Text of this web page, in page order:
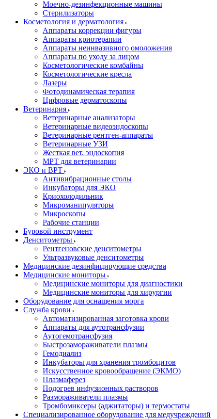
Моечно-дезинфекционные машины
Стерилизаторы
Косметология и дерматология
Аппараты коррекции фигуры
Аппараты криотерапии
Аппараты неинвазивного омоложения
Аппараты по уходу за лицом
Косметологические комбайны
Косметологические кресла
Лазеры
Фотодинамическая терапия
Цифровые дерматоскопы
Ветеринария
Ветеринарные анализаторы
Ветеринарные видеоэндоскопы
Ветеринарные рентген-аппараты
Ветеринарные УЗИ
Жесткая вет. эндоскопия
МРТ для ветеринарии
ЭКО и ВРТ
Антивибрационные столы
Инкубаторы для ЭКО
Криохолодильник
Микроманипуляторы
Микроскопы
Рабочие станции
Буровой инструмент
Денситометры
Рентгеновские денситометры
Ультразвуковые денситометры
Медицинские дезинфицирующие средства
Медицинские мониторы
Медицинские мониторы для диагностики
Медицинские мониторы для хирургии
Оборудование для оснащения морга
Служба крови
Автоматизированная заготовка крови
Аппараты для аутотрансфузии
Аутогемотрансфузия
Быстрозамораживатели плазмы
Гемодиализ
Инкубаторы для хранения тромбоцитов
Искусственное кровообращение (ЭКМО)
Плазмаферез
Подогрев инфузионных растворов
Размораживатели плазмы
Тромбомиксеры (аджитаторы) и термостаты
Специализированное оборудование для медучреждений